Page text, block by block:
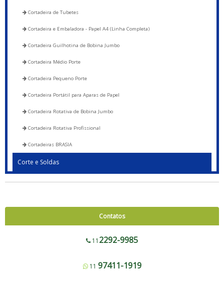
Cortadeira de Tubetes
Cortadeira e Embaladora - Papel A4 (Linha Completa)
Cortadeira Guilhotina de Bobina Jumbo
Cortadeira Médio Porte
Cortadeira Pequeno Porte
Cortadeira Portátil para Aparas de Papel
Cortadeira Rotativa de Bobina Jumbo
Cortadeira Rotativa Profissional
Cortadeiras BRASIA
Corte e Soldas
Corte e Solda 1000 para Envelope de Segurança, Sacos de Correios e Sacos
Corte e Solda Fundo - 600 a 1200
Corte e Solda Fundo e Lateral 900
Contatos
11 2292-9985
11 97411-1919